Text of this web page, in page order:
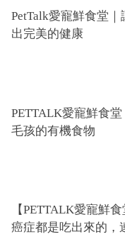
PetTalk愛寵鮮食堂｜
出完美的健康
PETTALK愛寵鮮食
毛孩的有機食物
【PETTALK愛寵鮮
癌症都是吃出來的，